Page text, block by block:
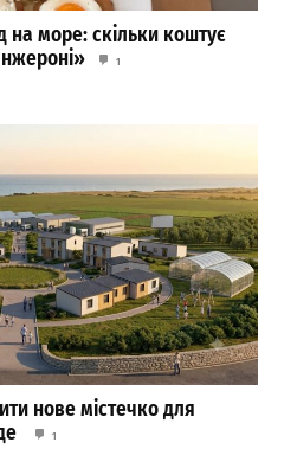
на море: скільки коштує
1
нове містечко для
1